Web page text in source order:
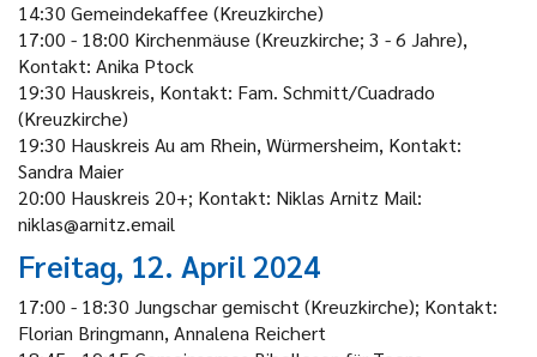
14:30 Gemeindekaffee (Kreuzkirche)
17:00 - 18:00 Kirchenmäuse (Kreuzkirche; 3 - 6 Jahre),
Kontakt: Anika Ptock
19:30 Hauskreis, Kontakt: Fam. Schmitt/Cuadrado
(Kreuzkirche)
19:30 Hauskreis Au am Rhein, Würmersheim, Kontakt:
Sandra Maier
20:00 Hauskreis 20+; Kontakt: Niklas Arnitz Mail:
niklas@arnitz.email
Freitag, 12. April 2024
17:00 - 18:30 Jungschar gemischt (Kreuzkirche); Kontakt:
Florian Bringmann, Annalena Reichert